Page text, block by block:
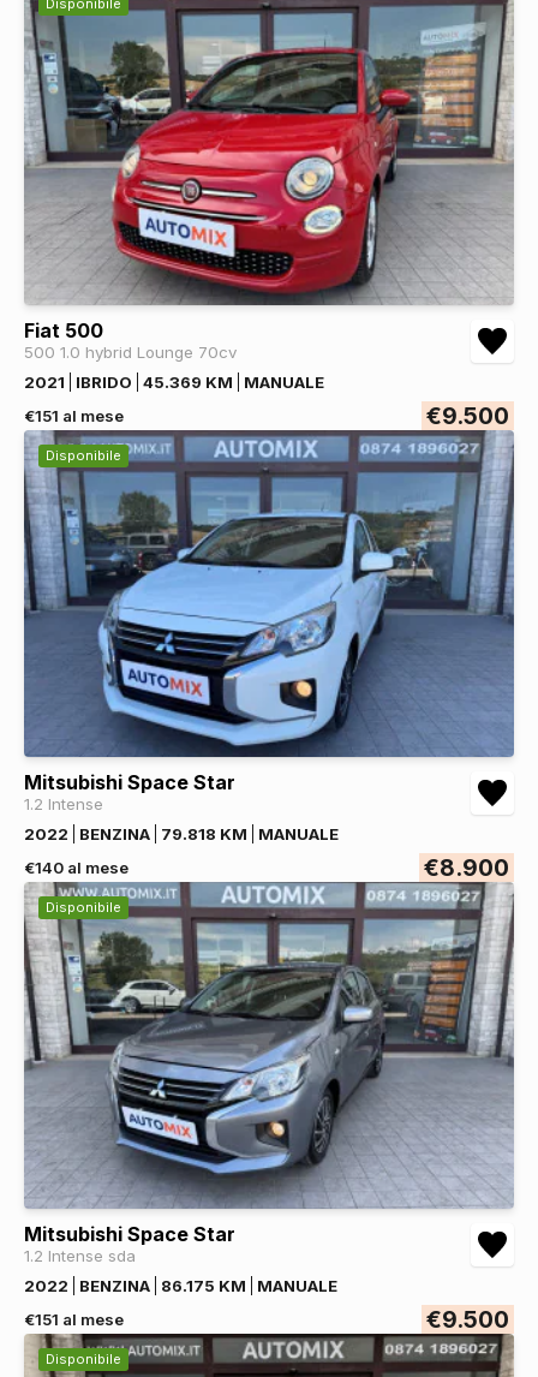
Disponibile
Fiat 500
500 1.0 hybrid Lounge 70cv
2021
IBRIDO 45.369 KM
MANUALE
€151 al mese
€9.500
Disponibile
Mitsubishi Space Star
1.2 Intense
2022
BENZINA 79.818 KM
MANUALE
€140 al mese
€8.900
Disponibile
Mitsubishi Space Star
1.2 Intense sda
2022
BENZINA 86.175 KM
MANUALE
€151 al mese
€9.500
Disponibile